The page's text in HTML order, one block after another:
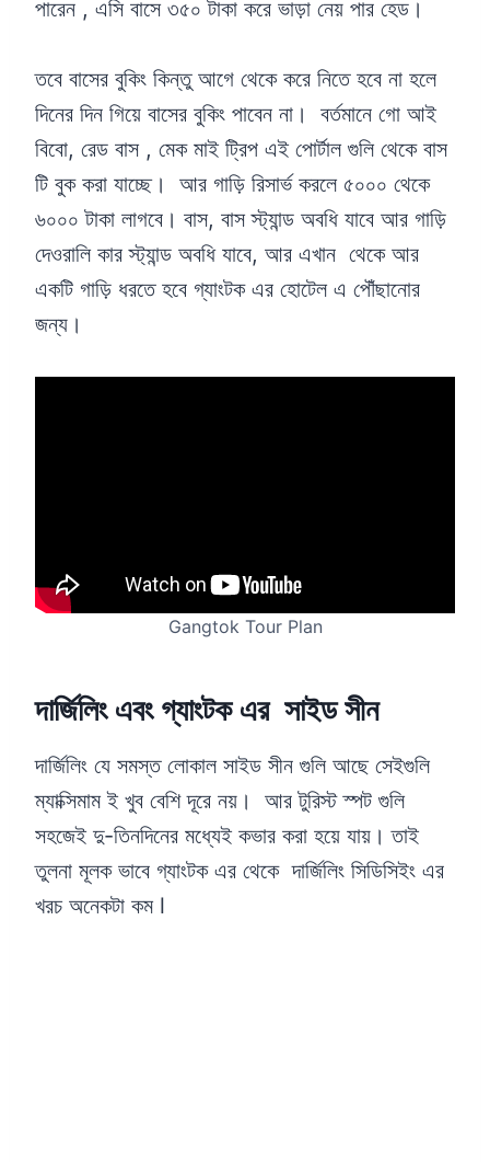
পারেন , এসি বাসে ৩৫০ টাকা করে ভাড়া নেয় পার হেড।
তবে বাসের বুকিং কিন্তু আগে থেকে করে নিতে হবে না হলে
দিনের দিন গিয়ে বাসের বুকিং পাবেন না। বর্তমানে গো আই
বিবো, রেড বাস , মেক মাই ট্রিপ এই পোর্টাল গুলি থেকে বাস
টি বুক করা যাচ্ছে। আর গাড়ি রিসার্ভ করলে ৫০০০ থেকে
৬০০০ টাকা লাগবে। বাস, বাস স্ট্যান্ড অবধি যাবে আর গাড়ি
দেওরালি কার স্ট্যান্ড অবধি যাবে, আর এখান থেকে আর
একটি গাড়ি ধরতে হবে গ্যাংটক এর হোটেল এ পৌঁছানোর
জন্য।
Gangtok Tour Plan
দার্জিলিং এবং গ্যাংটক এর সাইড সীন
দার্জিলিং যে সমস্ত লোকাল সাইড সীন গুলি আছে সেইগুলি
ম্যাক্সিমাম ই খুব বেশি দূরে নয়। আর টুরিস্ট স্পট গুলি
সহজেই দু-তিনদিনের মধ্যেই কভার করা হয়ে যায়। তাই
তুলনা মূলক ভাবে গ্যাংটক এর থেকে দার্জিলিং সিডিসিইং এর
খরচ অনেকটা কম l